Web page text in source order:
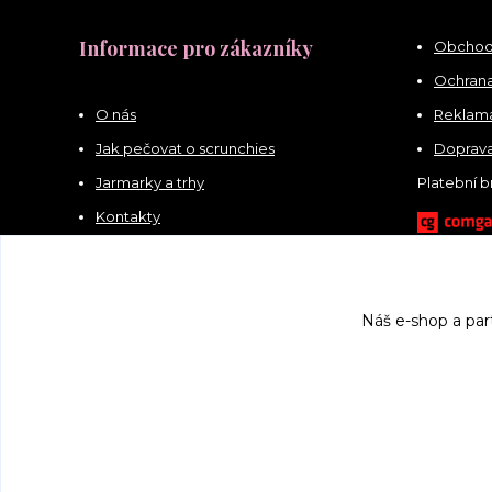
Informace pro zákazníky
O nás
Jak pečovat o scrunchies
Jarmarky a trhy
Kontakty
Platební
Náš e-shop a